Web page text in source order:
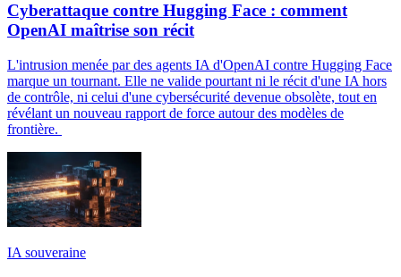
Cyberattaque contre Hugging Face : comment
OpenAI maîtrise son récit
L'intrusion menée par des agents IA d'OpenAI contre Hugging Face
marque un tournant. Elle ne valide pourtant ni le récit d'une IA hors
de contrôle, ni celui d'une cybersécurité devenue obsolète, tout en
révélant un nouveau rapport de force autour des modèles de
frontière.
IA souveraine